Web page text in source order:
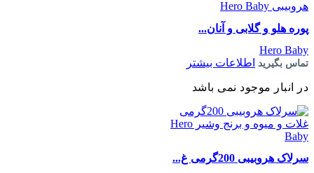
پوره هلو و گلابی و آنان...
Hero Baby
تماس بگیرید اطلاعات بیشتر
در انبار موجود نمی باشد
سرلاک هروبیبی 200گرمی غ...